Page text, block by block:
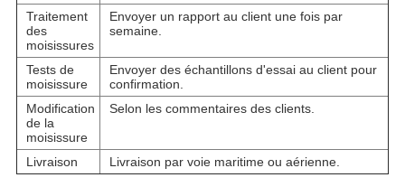
Traitement
des
moisissures
Envoyer un rapport au client une fois par
semaine.
Tests de
moisissure
Envoyer des échantillons d'essai au client pour
confirmation.
Modification
de la
moisissure
Selon les commentaires des clients.
Livraison Livraison par voie maritime ou aérienne.